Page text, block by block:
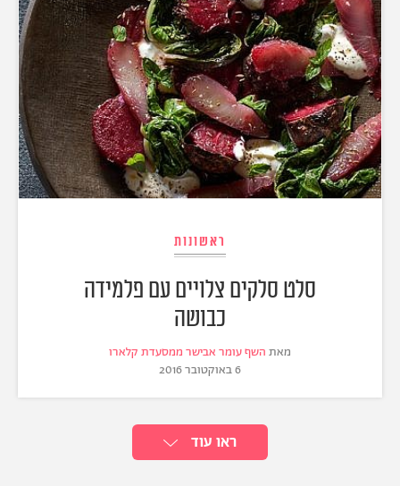
ראשונות
סלט סלקים צלויים עם פלמידה
כבושה
מאת השף עומר אבישר ממסעדת קלארו
6 באוקטובר 2016
ראו עוד